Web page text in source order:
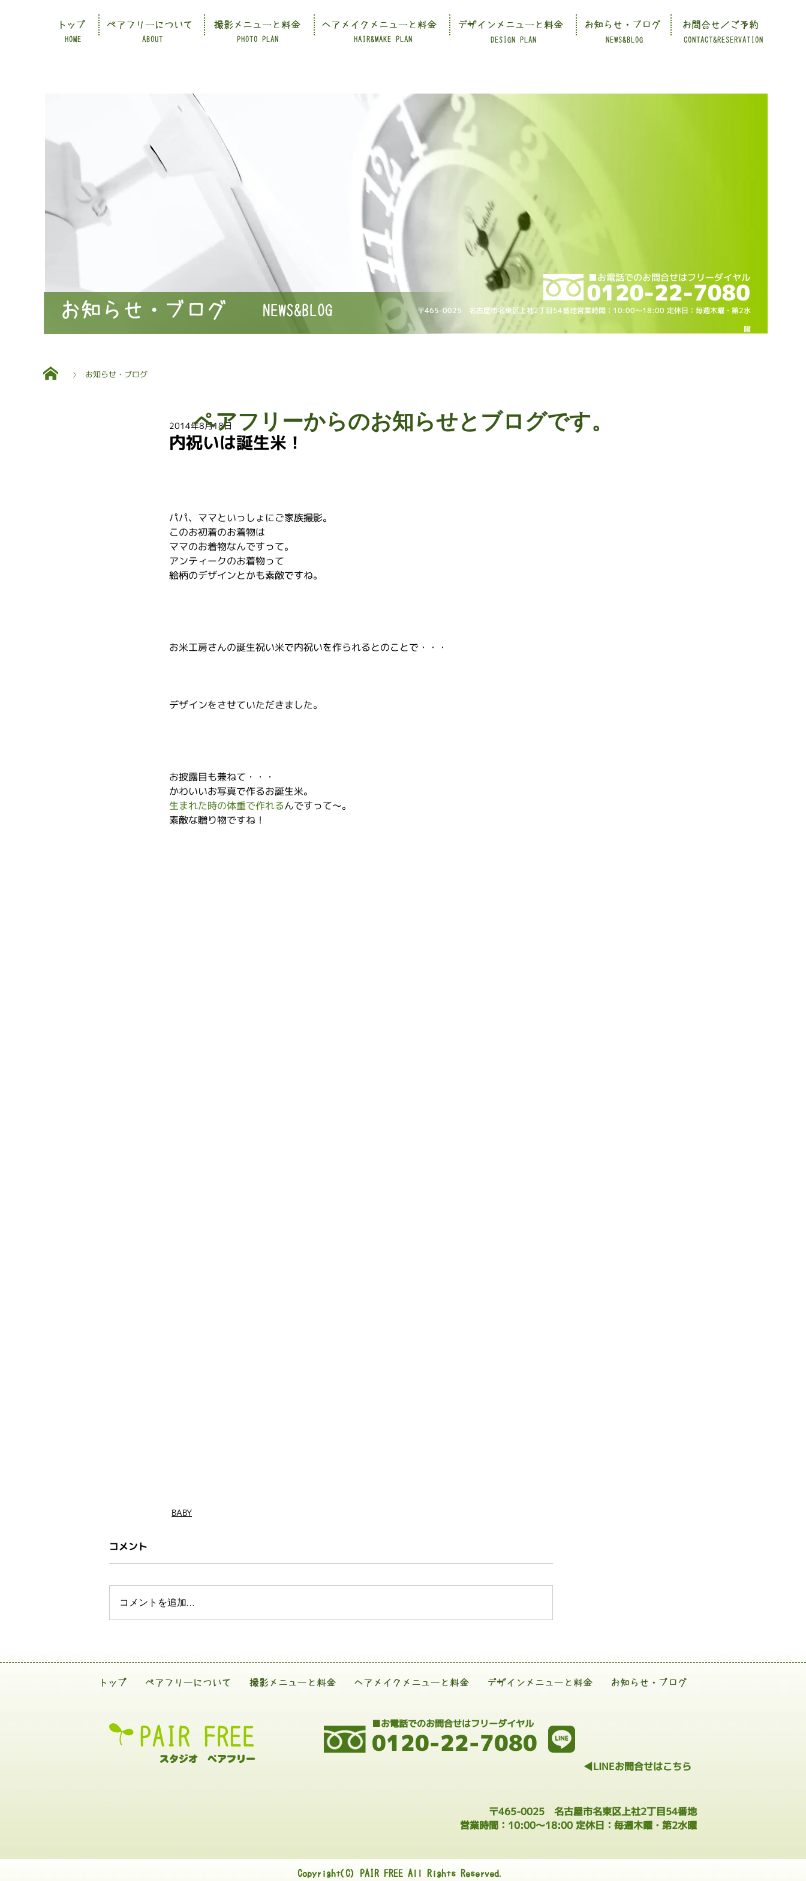
CONTACT&RESERVATION
HOME ABOUT PHOTO PLAN HAIR&MAKE PLAN DESIGN PLAN NEWS&BLOG
トップ ペアフリーについて 撮影メニューと料金 ヘアメイクメニューと料金 デザインメニューと料金 お知らせ・ブログ お問合せ／ご予約
〒465-0025 名古屋市名東区上社2丁目54番地営業時間：10:00～18:00 定休日：毎週木曜・第2水
曜
NEWS&BLOG
お知らせ・ブログ
お知らせ・ブログ
内祝いは誕生米！
2014年8月18日
パパ、ママといっしょにご家族撮影。
このお初着のお着物は
ママのお着物なんですって。
アンティークのお着物って
絵柄のデザインとかも素敵ですね。
お米工房さんの誕生祝い米で内祝いを作られるとのことで・・・
デザインをさせていただきました。
お披露目も兼ねて・・・
かわいいお写真で作るお誕生米。
生まれた時の体重で作れるんですって～。
素敵な贈り物ですね！
BABY
コメント
コメントを追加…
ペアフリーからのお知らせとブログです。
トップ ペアフリーについて 撮影メニューと料金 ヘアメイクメニューと料金 デザインメニューと料金 お知らせ・ブログ
0120-22-7080
■お電話でのお問合せはフリーダイヤル
◀LINEお問合せはこちら
〒465-0025 名古屋市名東区上社2丁目54番地
営業時間：10:00～18:00 定休日：毎週木曜・第2水曜
Copyright(C) PAIR FREE All Rights Reserved.